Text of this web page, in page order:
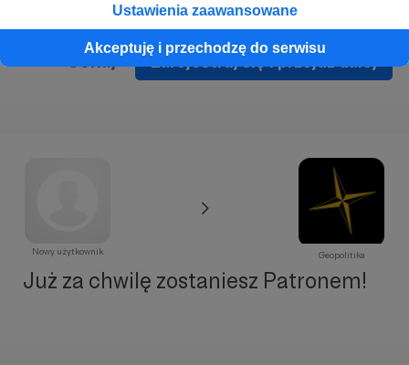
Ustawienia zaawansowane
Akceptuję i przechodzę do serwisu
Zarejestruj się i przejdź dalej
Nowy użytkownik Geopolitika
Już za chwilę zostaniesz Patronem!